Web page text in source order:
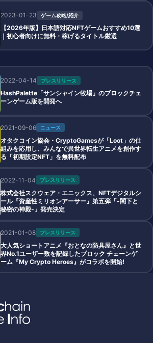
2023-01-23 ゲーム攻略/紹介
【2026年版】日本語対応NFTゲームおすすめ10選
｜初心者向けに無料・稼げるタイトル厳選
2022-04-14 プレスリリース
HashPalette「サンシャイン牧場」のブロックチェ
ーンゲーム版を開発へ
2021-09-06 ニュース
オタクコイン協会・CryptoGamesが「Loot」の仕
組みを応用し、みんなで異世界転生アニメを創作す
る「初期設定NFT」を無料配布
2022-11-04 プレスリリース
株式会社スクウェア・エニックス、NFTデジタルシ
ール『資産性ミリオンアーサー』第五弾「-閣下と
秘密の神殿-」発売決定
2021-01-08 プレスリリース
大人気ショートアニメ『おとなの防具屋さん』と世
界No.1ユーザー数を記録したブロック チェーンゲ
ーム『My Crypto Heroes』がコラボを開始!